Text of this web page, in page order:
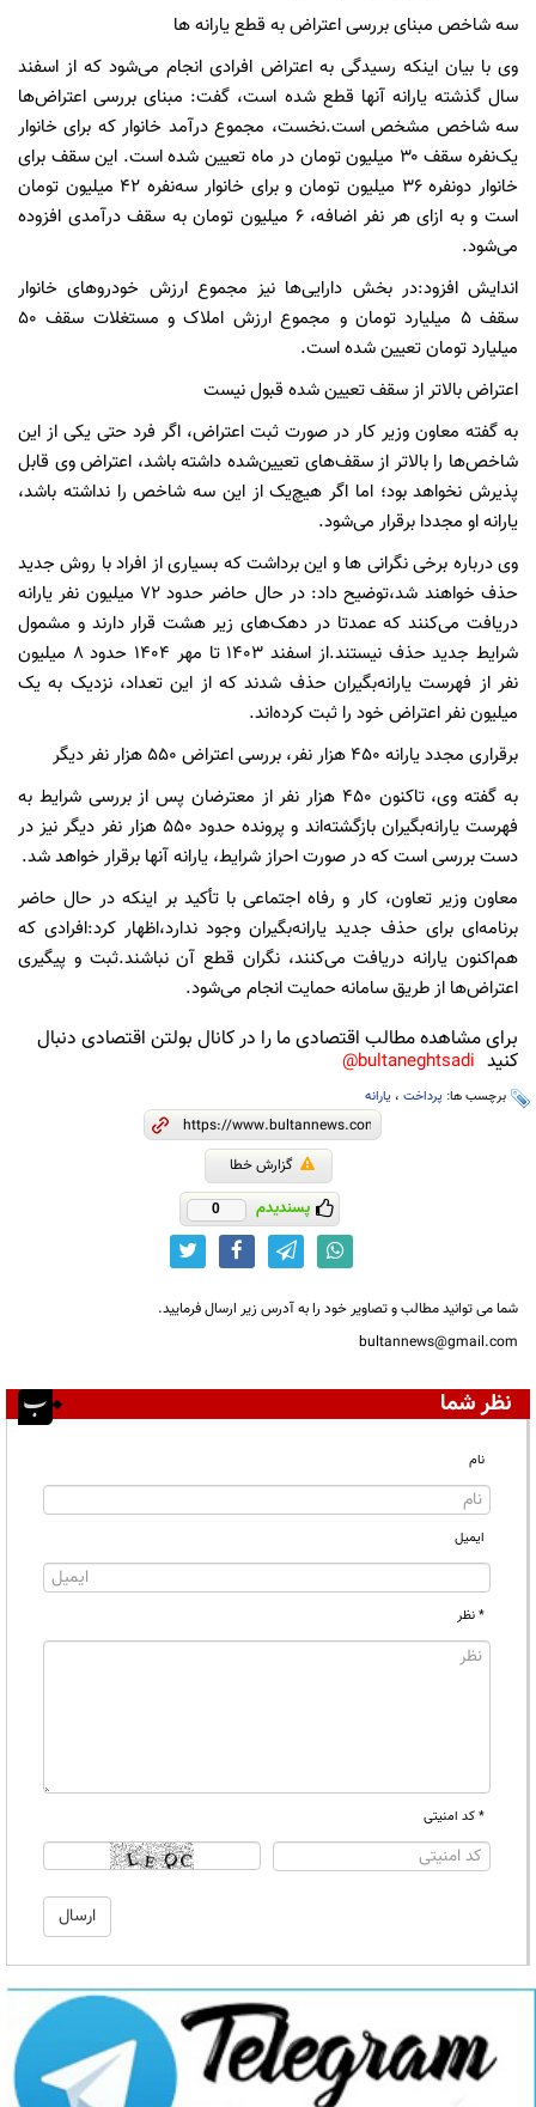
سه شاخص مبنای بررسی اعتراض به قطع یارانه ها
وی با بیان اینکه رسیدگی به اعتراض افرادی انجام می‌شود که از اسفند
سال گذشته یارانه آنها قطع شده است، گفت: مبنای بررسی اعتراض‌ها
سه شاخص مشخص است.نخست، مجموع درآمد خانوار که برای خانوار
یک‌نفره سقف ۳۰ میلیون تومان در ماه تعیین شده است. این سقف برای
خانوار دونفره ۳۶ میلیون تومان و برای خانوار سه‌نفره ۴۲ میلیون تومان
است و به ازای هر نفر اضافه، ۶ میلیون تومان به سقف درآمدی افزوده
می‌شود.
اندایش افزود:در بخش دارایی‌ها نیز مجموع ارزش خودروهای خانوار
سقف ۵ میلیارد تومان و مجموع ارزش املاک و مستغلات سقف ۵۰
میلیارد تومان تعیین شده است.
اعتراض بالاتر از سقف تعیین شده قبول نیست
به گفته معاون وزیر کار در صورت ثبت اعتراض، اگر فرد حتی یکی از این
شاخص‌ها را بالاتر از سقف‌های تعیین‌شده داشته باشد، اعتراض وی قابل
پذیرش نخواهد بود؛ اما اگر هیچ‌یک از این سه شاخص را نداشته باشد،
یارانه او مجددا برقرار می‌شود.
وی درباره برخی نگرانی ها و این برداشت که بسیاری از افراد با روش جدید
حذف خواهند شد،توضیح داد: در حال حاضر حدود ۷۲ میلیون نفر یارانه
دریافت می‌کنند که عمدتا در دهک‌های زیر هشت قرار دارند و مشمول
شرایط جدید حذف نیستند.از اسفند ۱۴۰۳ تا مهر ۱۴۰۴ حدود ۸ میلیون
نفر از فهرست یارانه‌بگیران حذف شدند که از این تعداد، نزدیک به یک
میلیون نفر اعتراض خود را ثبت کرده‌اند.
برقراری مجدد یارانه ۴۵۰ هزار نفر، بررسی اعتراض ۵۵۰ هزار نفر دیگر
به گفته وی، تاکنون ۴۵۰ هزار نفر از معترضان پس از بررسی شرایط به
فهرست یارانه‌بگیران بازگشته‌اند و پرونده حدود ۵۵۰ هزار نفر دیگر نیز در
دست بررسی است که در صورت احراز شرایط، یارانه آنها برقرار خواهد شد.
معاون وزیر تعاون، کار و رفاه اجتماعی با تأکید بر اینکه در حال حاضر
برنامه‌ای برای حذف جدید یارانه‌بگیران وجود ندارد،اظهار کرد:افرادی که
هم‌اکنون یارانه دریافت می‌کنند، نگران قطع آن نباشند.ثبت و پیگیری
اعتراض‌ها از طریق سامانه حمایت انجام می‌شود.
برای مشاهده مطالب اقتصادی ما را در کانال بولتن اقتصادی دنبال
کنید bultaneghtsadi@
برچسب ها: پرداخت ، یارانه
گزارش خطا
پسندیدم 0
شما می توانید مطالب و تصاویر خود را به آدرس زیر ارسال فرمایید.
bultannews@gmail.com
نظر شما
نام
ایمیل
* نظر
* کد امنیتی